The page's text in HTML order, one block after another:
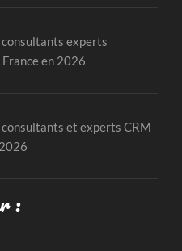
experts
en 2026
et experts CRM
: